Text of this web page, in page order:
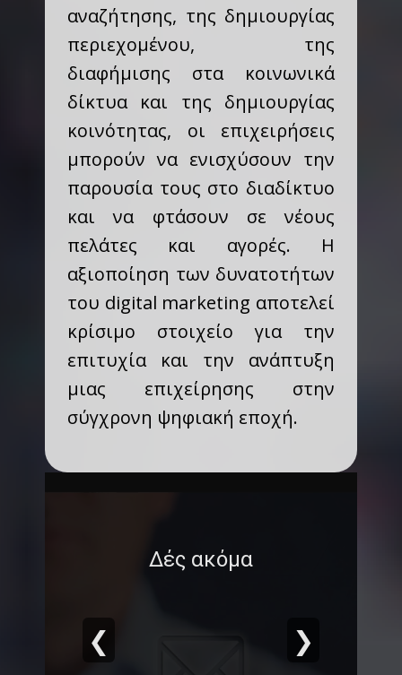
αναζήτησης, της δημιουργίας
περιεχομένου, της
διαφήμισης στα κοινωνικά
δίκτυα και της δημιουργίας
κοινότητας, οι επιχειρήσεις
μπορούν να ενισχύσουν την
παρουσία τους στο διαδίκτυο
και να φτάσουν σε νέους
πελάτες και αγορές. Η
αξιοποίηση των δυνατοτήτων
του digital marketing αποτελεί
κρίσιμο στοιχείο για την
επιτυχία και την ανάπτυξη
μιας επιχείρησης στην
σύγχρονη ψηφιακή εποχή.
Δές ακόμα
❮ ❯